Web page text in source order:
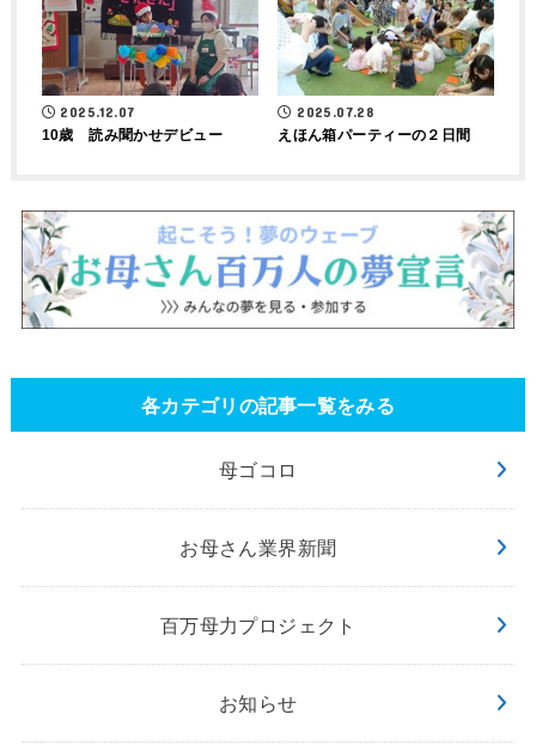
2025.12.07
10歳 読み聞かせデビュー
2025.07.28
えほん箱パーティーの２日間
各カテゴリの記事一覧をみる
母ゴコロ
お母さん業界新聞
百万母力プロジェクト
お知らせ